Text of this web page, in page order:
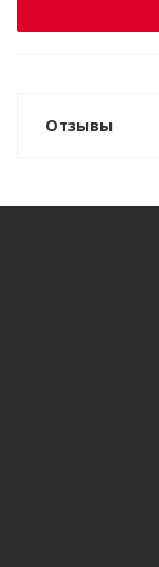
Отзывы